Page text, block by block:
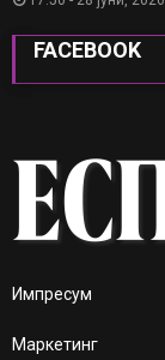
FACEBOOK
Импресум
Маркетинг